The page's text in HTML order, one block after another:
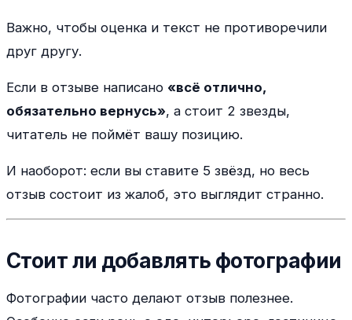
Важно, чтобы оценка и текст не противоречили
друг другу.
Если в отзыве написано «всё отлично,
обязательно вернусь», а стоит 2 звезды,
читатель не поймёт вашу позицию.
И наоборот: если вы ставите 5 звёзд, но весь
отзыв состоит из жалоб, это выглядит странно.
Стоит ли добавлять фотографии
Фотографии часто делают отзыв полезнее.